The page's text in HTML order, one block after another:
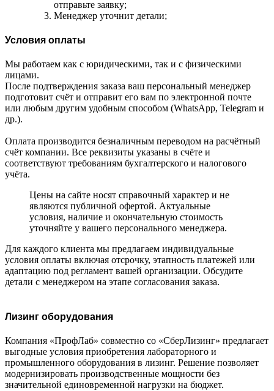
отправьте заявку;
Менеджер уточнит детали;
Условия оплаты
Мы работаем как с юридическими, так и с физическими
лицами.
После подтверждения заказа ваш персональный менеджер
подготовит счёт и отправит его вам по электронной почте
или любым другим удобным способом (WhatsApp, Telegram и
др.).
Оплата производится безналичным переводом на расчётный
счёт компании. Все реквизиты указаны в счёте и
соответствуют требованиям бухгалтерского и налогового
учёта.
Цены на сайте носят справочный характер и не
являются публичной офертой. Актуальные
условия, наличие и окончательную стоимость
уточняйте у вашего персонального менеджера.
Для каждого клиента мы предлагаем индивидуальные
условия оплаты включая отсрочку, этапность платежей или
адаптацию под регламент вашей организации. Обсудите
детали с менеджером на этапе согласования заказа.
Лизинг оборудования
Компания «ПрофЛаб» совместно со «СберЛизинг» предлагает
выгодные условия приобретения лабораторного и
промышленного оборудования в лизинг. Решение позволяет
модернизировать производственные мощности без
значительной единовременной нагрузки на бюджет.